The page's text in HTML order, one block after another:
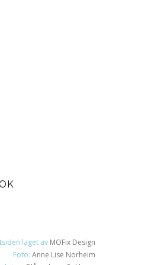
laget av MOFix Design
Foto: Anne Lise Norheim